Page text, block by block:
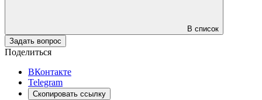
В список
Задать вопрос
Поделиться
ВКонтакте
Telegram
Скопировать ссылку